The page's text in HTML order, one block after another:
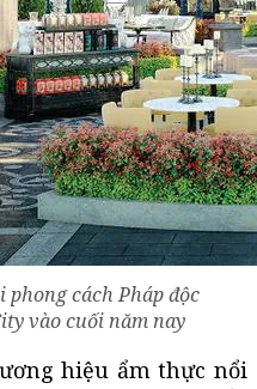
cách Pháp độc
vào cuối năm nay
hiệu ẩm thực nổi